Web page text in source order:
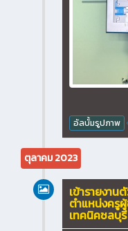
อัลบั้มรูปภาพ
ตุลาคม 2023
เข้ารายงาน
ตำแหน่งครู
เทคนิคชลบุ